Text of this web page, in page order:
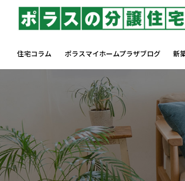
住宅コラム ポラスマイホームプラザブログ 新